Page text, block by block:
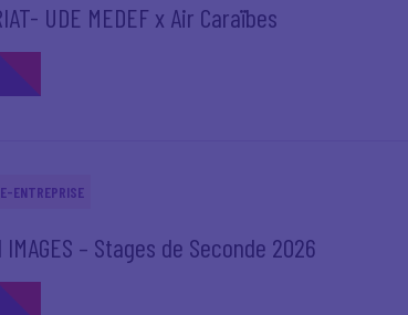
UDE MEDEF x Air Caraïbes
ENTREPRISE
IMAGES – Stages de Seconde 2026